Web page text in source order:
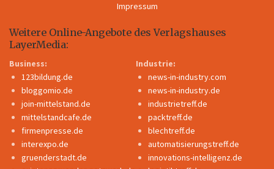
Impressum
Weitere Online-Angebote des Verlagshauses
LayerMedia:
Business:
123bildung.de
bloggomio.de
join-mittelstand.de
mittelstandcafe.de
firmenpresse.de
interexpo.de
gruenderstadt.de
Industrie:
news-in-industry.com
news-in-industry.de
industrietreff.de
packtreff.de
blechtreff.de
automatisierungstreff.de
innovations-intelligenz.de